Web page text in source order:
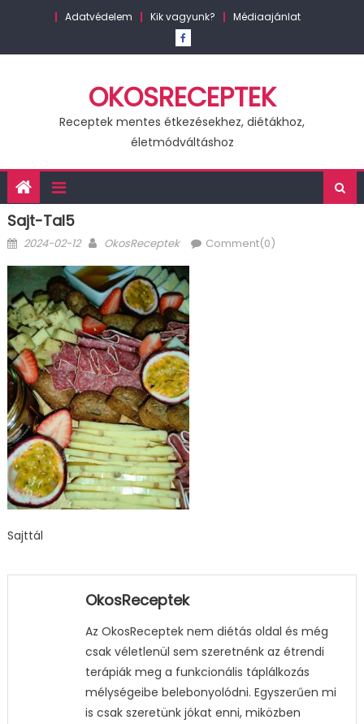
Adatvédelem Kik vagyunk? Médiaajánlat
OKOSRECEPTEK
Receptek mentes étkezésekhez, diétákhoz,
életmódváltáshoz
Sajt-Tal5
Posted
2024-02-12 Author
OkosReceptek Comment(0)
Sajttál
OkosReceptek
Az OkosReceptek nem diétás oldal és még
csak véletlenül sem szeretnénk az étrendi
terápiák meg a funkcionális táplálkozás
mélységeibe belebonyolódni. Egyszerűen mi
is csak szeretünk jókat enni, miközben